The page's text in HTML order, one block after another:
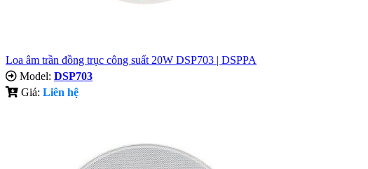
Loa âm trần đồng trục công suất 20W DSP703 | DSPPA
Model: DSP703
Giá: Liên hệ